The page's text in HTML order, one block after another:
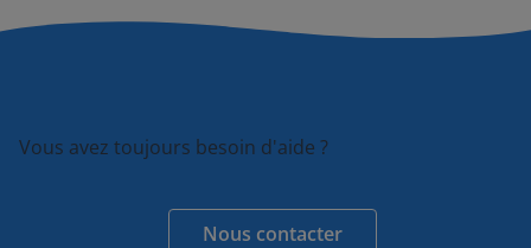
Vous avez toujours besoin d'aide ?
Nous contacter